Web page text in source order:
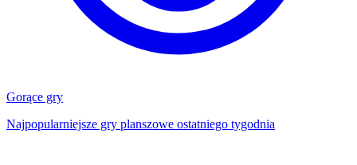
Gorące gry
Najpopularniejsze gry planszowe ostatniego tygodnia